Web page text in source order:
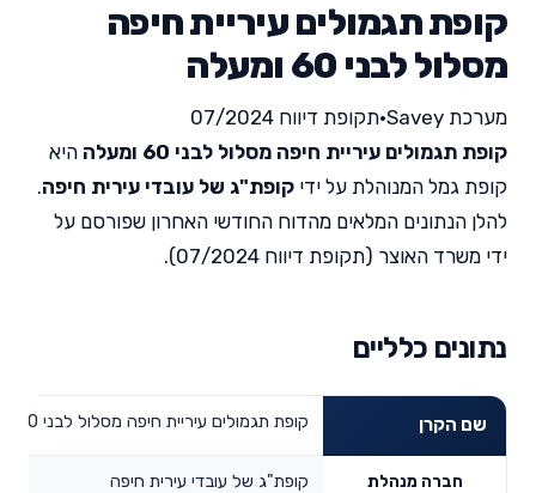
קופת תגמולים עיריית חיפה
מסלול לבני 60 ומעלה
מערכת Savey •תקופת דיווח 07/2024
קופת תגמולים עיריית חיפה מסלול לבני 60 ומעלה
היא
קופת גמל המנוהלת על ידי קופת"ג של עובדי עירית חיפה.
להלן הנתונים המלאים מהדוח החודשי האחרון שפורסם על
ידי משרד האוצר (תקופת דיווח 07/2024).
נתונים כלליים
שם הקרן קופת תגמולים עיריית חיפה מסלול לבני 60 ומעלה
חברה מנהלת קופת"ג של עובדי עירית חיפה